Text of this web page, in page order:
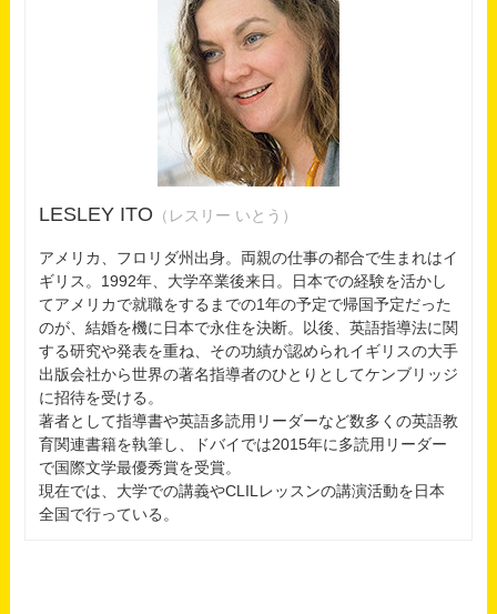
LESLEY ITO （レスリー いとう）
アメリカ、フロリダ州出身。両親の仕事の都合で生まれはイ
ギリス。1992年、大学卒業後来日。日本での経験を活かし
てアメリカで就職をするまでの1年の予定で帰国予定だった
のが、結婚を機に日本で永住を決断。以後、英語指導法に関
する研究や発表を重ね、その功績が認められイギリスの大手
出版会社から世界の著名指導者のひとりとしてケンブリッジ
に招待を受ける。
著者として指導書や英語多読用リーダーなど数多くの英語教
育関連書籍を執筆し、ドバイでは2015年に多読用リーダー
で国際文学最優秀賞を受賞。
現在では、大学での講義やCLILレッスンの講演活動を日本
全国で行っている。